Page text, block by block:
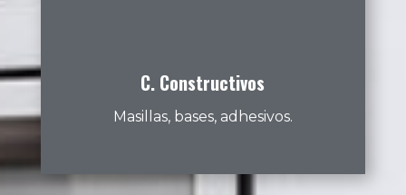
C. Constructivos
Masillas, bases, adhesivos.